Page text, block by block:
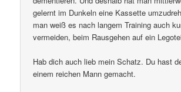
gelernt im Dunkeln eine Kassette
man weiß es nach langem Training auch
vermeiden, beim Rausgehen auf ein
Hab dich auch lieb mein Schatz. Du hast
einem reichen Mann gemacht.